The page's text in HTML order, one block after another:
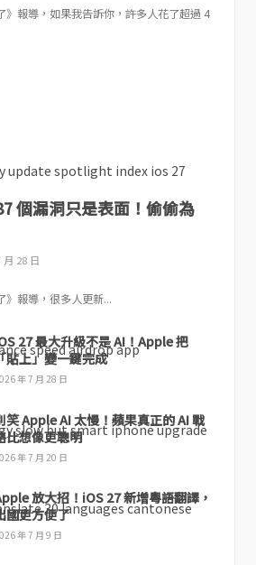
》報導，如果我告訴你，許多人花了超過 4
個漏洞只是表面！偷偷為
月 28 日
》報導，很多人更新...
27 最大升級不是 AI！Apple 把
貼上」變一鍵完成
年 7 月 28 日
笑 Apple AI 太慢！蘋果真正的 AI 戰
比想像更聰明
年 7 月 20 日
放大招！iOS 27 新增粵語翻譯，
國更方便了
年 7 月 9 日